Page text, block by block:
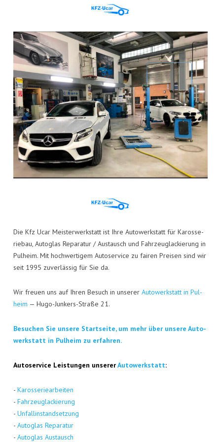
Die Kfz Ucar Meis­ter­werk­statt ist Ihre Auto­werk­statt für Karos­se­
rie­bau, Auto­glas Repa­ra­tur / Aus­tausch und Fahr­zeug­la­ckie­rung in
Pul­heim. Mit hoch­wer­ti­gem Auto­ser­vice zu fai­ren Prei­sen sind wir
seit 1995 zuver­läs­sig für Sie da.
Wir freu­en uns auf Ihren Besuch in unse­rer Auto­werk­statt in Pul­
heim — Hugo-Jun­kers-Stra­ße 21.
Besu­chen Sie unse­re Start­sei­te, um mehr über unse­re Auto­
werk­statt in Pul­heim zu erfahren.
Auto­ser­vice Leis­tun­gen unse­rerAuto­werk­statt:
- Karos­se­rie­ar­bei­ten
- Fahr­zeug­la­ckie­rung
- Unfall­in­stand­set­zung
- Auto­glas Repa­ra­tur
- Auto­glas Aus­tausch